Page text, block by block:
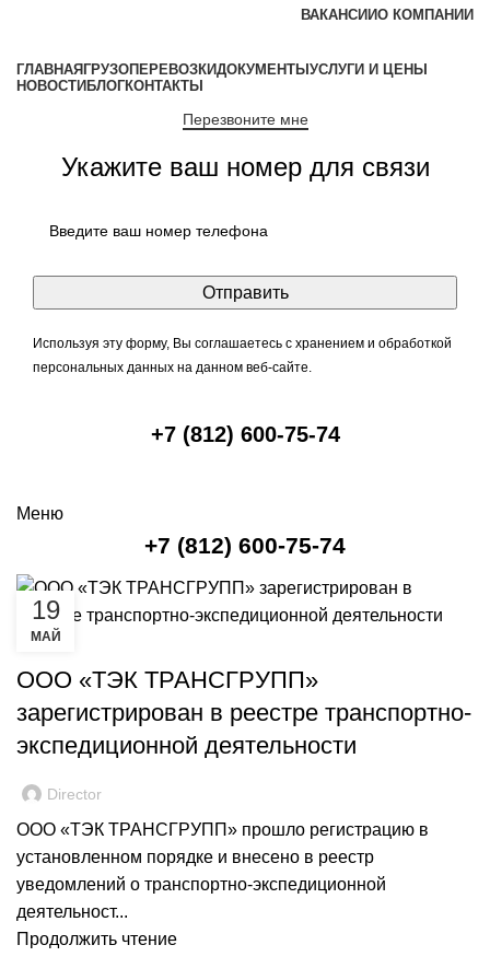
ВАКАНСИИO КОМПАНИИ
ГЛАВНАЯ ГРУЗОПЕРЕВОЗКИДОКУМЕНТЫ УСЛУГИ И ЦЕНЫ
НОВОСТИ БЛОГКОНТАКТЫ
Перезвоните мне
Укажите ваш номер для связи
Используя эту форму, Вы соглашаетесь с хранением и обработкой
персональных данных на данном веб-сайте.
+7 (812) 600-75-74
Меню
+7 (812) 600-75-74
19
МАЙ
БЛОГ
ООО «ТЭК ТРАНСГРУПП»
зарегистрирован в реестре транспортно-
экспедиционной деятельности
Director
ООО «ТЭК ТРАНСГРУПП» прошло регистрацию в
установленном порядке и внесено в реестр
уведомлений о транспортно-экспедиционной
деятельност...
Продолжить чтение